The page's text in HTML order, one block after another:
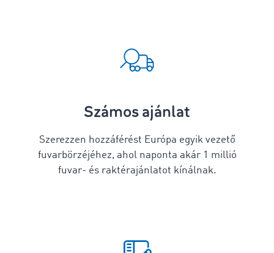
Számos ajánlat
Szerezzen hozzáférést Európa egyik vezető
fuvarbörzéjéhez, ahol naponta akár 1 millió
fuvar- és raktérajánlatot kínálnak.